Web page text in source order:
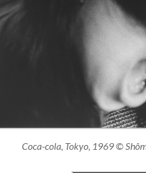
Coca-cola, Tokyo, 1969 ©